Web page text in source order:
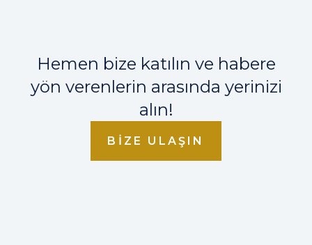
Hemen bize katılın ve habere
yön verenlerin arasında yerinizi
alın!
BIZE ULAŞIN